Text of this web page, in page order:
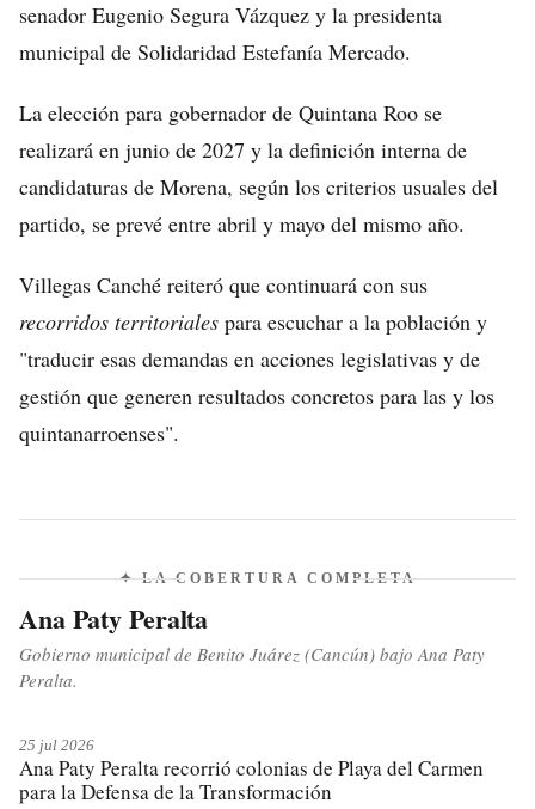
senador Eugenio Segura Vázquez y la presidenta
municipal de Solidaridad Estefanía Mercado.
La elección para gobernador de Quintana Roo se
realizará en junio de 2027 y la definición interna de
candidaturas de Morena, según los criterios usuales del
partido, se prevé entre abril y mayo del mismo año.
Villegas Canché reiteró que continuará con sus
recorridos territoriales para escuchar a la población y
"traducir esas demandas en acciones legislativas y de
gestión que generen resultados concretos para las y los
quintanarroenses".
✦ LA COBERTURA COMPLETA
Ana Paty Peralta
Gobierno municipal de Benito Juárez (Cancún) bajo Ana Paty
Peralta.
25 jul 2026
Ana Paty Peralta recorrió colonias de Playa del Carmen
para la Defensa de la Transformación